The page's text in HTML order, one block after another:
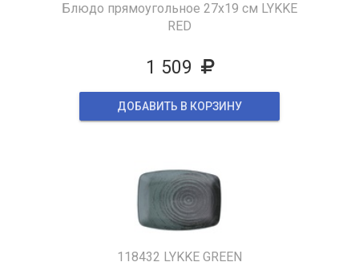
Блюдо прямоугольное 27х19 см LYKKE
RED
1 509
ДОБАВИТЬ В КОРЗИНУ
118432 LYKKE GREEN